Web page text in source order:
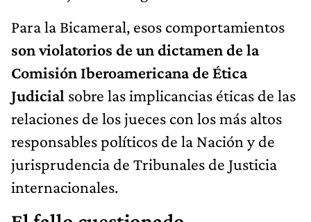
Para la Bicameral, esos comportamientos
son violatorios de un dictamen de la
Comisión Iberoamericana de Ética
Judicial sobre las implicancias éticas de las
relaciones de los jueces con los más altos
responsables políticos de la Nación y de
jurisprudencia de Tribunales de Justicia
internacionales.